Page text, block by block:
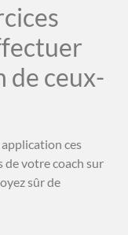
de ceux-
ces
de votre coach sur
sûr de